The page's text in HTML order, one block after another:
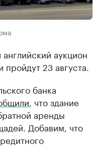
аукцион
23 августа.
банка
, что здание
аренды
Добавим, что